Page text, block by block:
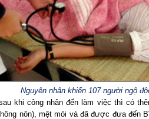
Nguyên nhân khiến 107 người ngộ
khi công nhân đến làm việc thì có
nôn), mệt mỏi và đã được đưa đến